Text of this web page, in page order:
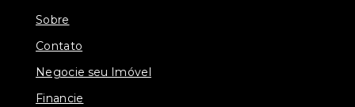
Sobre
Contato
Negocie seu Imóvel
Financie